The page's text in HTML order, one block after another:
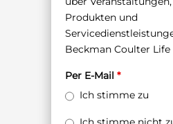
Produkten und
Beckman Coulter Life
Per E-Mail *
Ich stimme zu